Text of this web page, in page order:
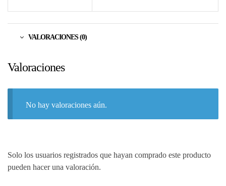
VALORACIONES (0)
Valoraciones
No hay valoraciones aún.
Solo los usuarios registrados que hayan comprado este producto
pueden hacer una valoración.